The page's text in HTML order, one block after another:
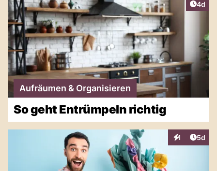
4d
Aufräumen & Organisieren
So geht Entrümpeln richtig
1
Interaktionen
5d